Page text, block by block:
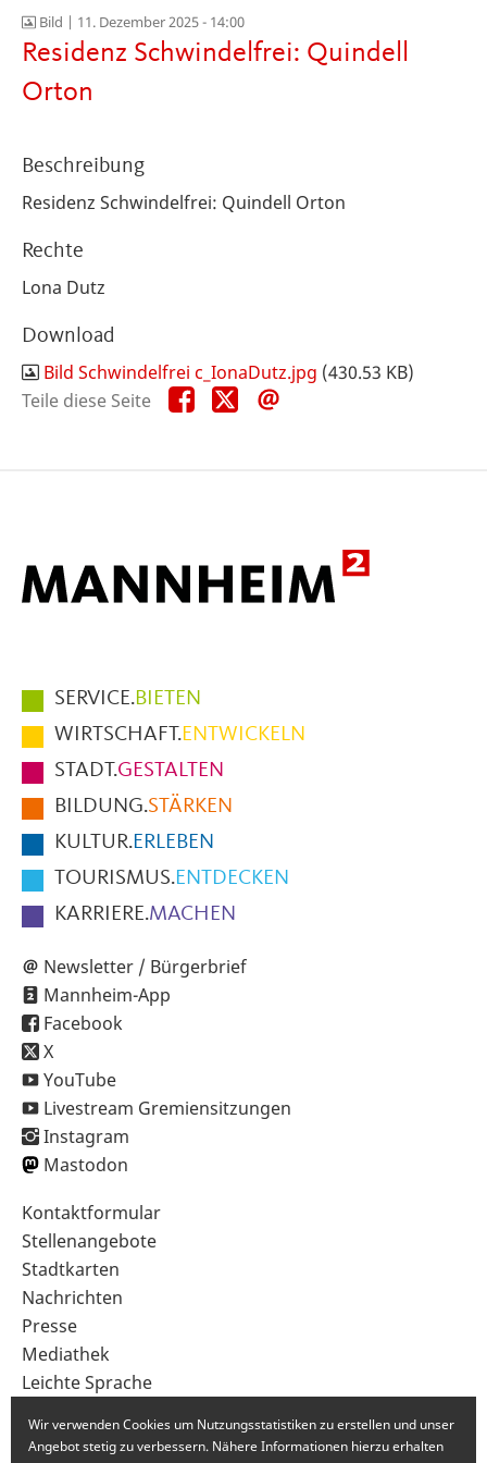
Bild | 11. Dezember 2025 - 14:00
Residenz Schwindelfrei: Quindell
Orton
Beschreibung
Residenz Schwindelfrei: Quindell Orton
Rechte
Lona Dutz
Download
Bild Schwindelfrei c_IonaDutz.jpg (430.53 KB)
Teile diese Seite
Teile
diese
Teile
diese
Hauptmenüpunkte
im
Fußbereich
der
Seite
SERVICE.BIETEN
WIRTSCHAFT.ENTWICKELN
STADT.GESTALTEN
BILDUNG.STÄRKEN
KULTUR.ERLEBEN
TOURISMUS.ENTDECKEN
KARRIERE.MACHEN
Newsletter / Bürgerbrief
Mannheim-App
Facebook
X
YouTube
Livestream Gremiensitzungen
Instagram
Mastodon
Sekundärnavigation
im
Fußbereich
Kontaktformular
Stellenangebote
Stadtkarten
Nachrichten
Presse
Mediathek
Leichte Sprache
Wir verwenden Cookies um Nutzungsstatistiken zu erstellen und unser
Angebot stetig zu verbessern. Nähere Informationen hierzu erhalten